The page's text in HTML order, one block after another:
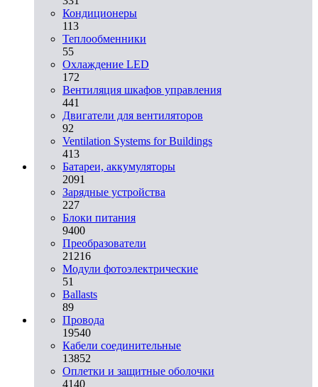
Кондиционеры
113
Теплообменники
55
Охлаждение LED
172
Вентиляция шкафов управления
441
Двигатели для вентиляторов
92
Ventilation Systems for Buildings
413
Батареи, аккумуляторы
2091
Зарядные устройства
227
Блоки питания
9400
Преобразователи
21216
Модули фотоэлектрические
51
Ballasts
89
Провода
19540
Кабели соединительные
13852
Оплетки и защитные оболочки
4140